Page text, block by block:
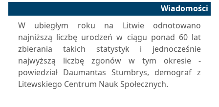
Wiadomości
W ubiegłym roku na Litwie odnotowano
najniższą liczbę urodzeń w ciągu ponad 60 lat
zbierania takich statystyk i jednocześnie
najwyższą liczbę zgonów w tym okresie -
powiedział Daumantas Stumbrys, demograf z
Litewskiego Centrum Nauk Społecznych.